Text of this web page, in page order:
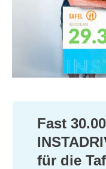
Fast
für die